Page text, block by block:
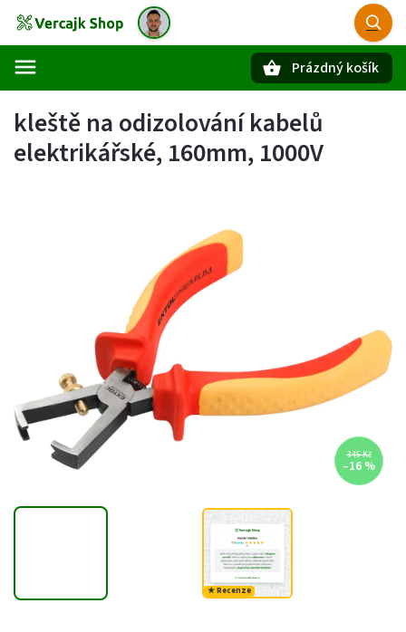
Prázdný košík
kleště na odizolování kabelů
elektrikářské, 160mm, 1000V
345 Kč
–16 %
★ Recenze